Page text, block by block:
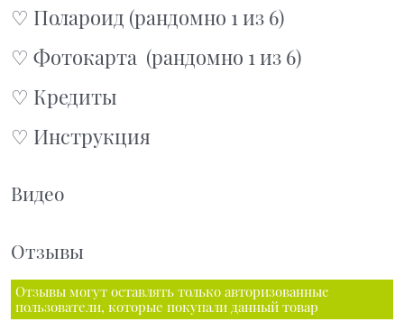
♡ Полароид (рандомно 1 из 6)
♡ Фотокарта (рандомно 1 из 6)
♡ Кредиты
♡ Инструкция
Видео
Отзывы
Отзывы могут оставлять только авторизованные
пользователи, которые покупали данный товар